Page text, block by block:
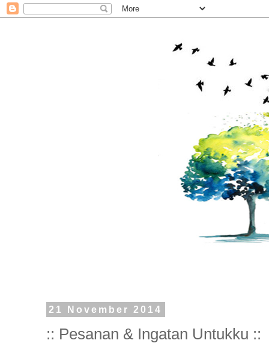
21 November 2014
:: Pesanan & Ingatan Untukku ::